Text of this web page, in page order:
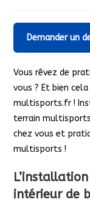
Demander un
Vous rêvez de
vous ? Et bien
multisports.fr !
terrain
chez vous et
multisports !
intérieur de